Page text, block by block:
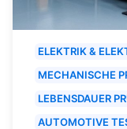
ELEKTRIK &
MECHANISCHE
LEBENSDAUER
AUTOMOTIVE